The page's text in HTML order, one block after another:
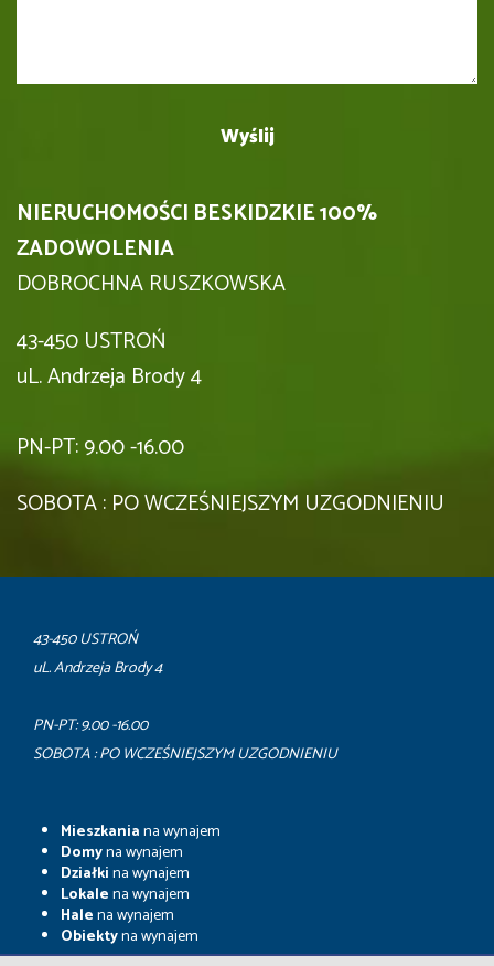
NIERUCHOMOŚCI BESKIDZKIE 100%
ZADOWOLENIA
DOBROCHNA RUSZKOWSKA
43-450 USTROŃ
uL. Andrzeja Brody 4
PN-PT: 9.00 -16.00
SOBOTA : PO WCZEŚNIEJSZYM UZGODNIENIU
43-450 USTROŃ
uL. Andrzeja Brody 4
PN-PT: 9.00 -16.00
SOBOTA : PO WCZEŚNIEJSZYM UZGODNIENIU
Mieszkaniana wynajem
Domyna wynajem
Działkina wynajem
Lokalena wynajem
Halena wynajem
Obiektyna wynajem